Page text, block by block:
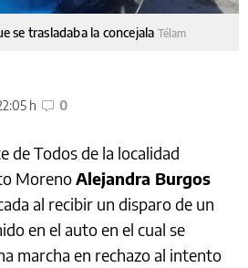
se trasladaba la concejala Télam
h 0
de Todos de la localidad
MorenoAlejandra Burgos
al recibir un disparo de un
en el auto en el cual se
marcha en rechazo al intento